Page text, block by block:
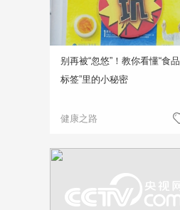
别再被“忽悠”！教你看懂“食品
标签”里的小秘密
健康之路